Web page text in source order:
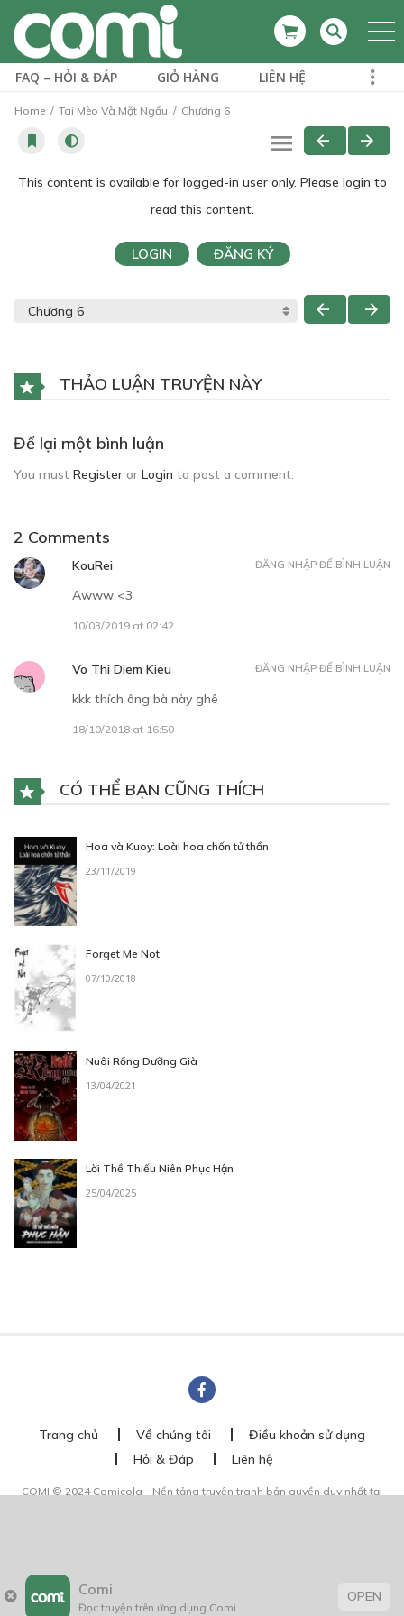
FAQ – HỎI & ĐÁP GIỎ HÀNG LIÊN HỆ
Home Tai Mèo Và Mặt Ngầu Chương 6
This content is available for logged-in user only. Please login to
read this content.
LOGIN ĐĂNG KÝ
THẢO LUẬN TRUYỆN NÀY
Để lại một bình luận
You must Register or Login to post a comment.
2 Comments
KouRei
Awww <3
10/03/2019 at 02:42
ĐĂNG NHẬP ĐỂ BÌNH LUẬN
Vo Thi Diem Kieu
kkk thích ông bà này ghê
18/10/2018 at 16:50
ĐĂNG NHẬP ĐỂ BÌNH LUẬN
CÓ THỂ BẠN CŨNG THÍCH
Hoa và Kuoy: Loài hoa chốn tử thần
23/11/2019
Forget Me Not
07/10/2018
Nuôi Rồng Dưỡng Già
13/04/2021
Lời Thề Thiếu Niên Phục Hận
25/04/2025
Trang chủ Về chúng tôi
Điều khoản sử dụng
Hỏi & Đáp
Liên hệ
COMI © 2024 Comicola - Nền tảng truyện tranh bản quyền duy nhất tại
Giấy Đăng kí kinh doanh số 0313105297 do Sở Kế hoạch và Đầu tư thành
phố Hồ Chí Minh cấp ngày 21/1/2015
Comi
Đọc truyện trên ứng dụng Comi
OPEN